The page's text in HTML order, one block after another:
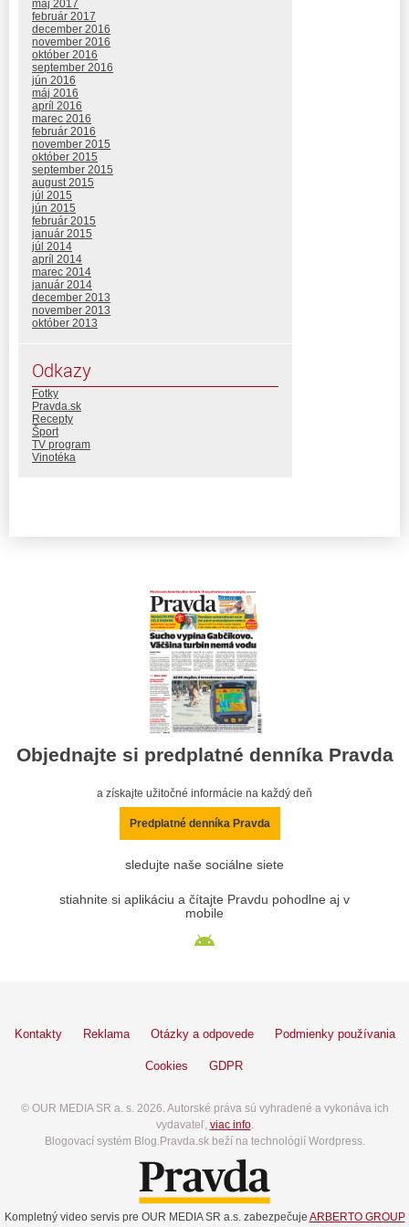
máj 2017
február 2017
december 2016
november 2016
október 2016
september 2016
jún 2016
máj 2016
apríl 2016
marec 2016
február 2016
november 2015
október 2015
september 2015
august 2015
júl 2015
jún 2015
február 2015
január 2015
júl 2014
apríl 2014
marec 2014
január 2014
december 2013
november 2013
október 2013
Odkazy
Fotky
Pravda.sk
Recepty
Šport
TV program
Vinotéka
Objednajte si predplatné denníka Pravda
a získajte užitočné informácie na každý deň
Predplatné denníka Pravda
sledujte naše sociálne siete
stiahnite si aplikáciu a čítajte Pravdu pohodlne aj v
mobile
Kontakty Reklama Otázky a odpovede Podmienky používania
Cookies GDPR
© OUR MEDIA SR a. s. 2026. Autorské práva sú vyhradené a vykonáva ich
vydavateľ, viac info.
Blogovací systém Blog.Pravda.sk beží na technológií Wordpress.
Kompletný video servis pre OUR MEDIA SR a.s. zabezpečuje ARBERTO GROUP